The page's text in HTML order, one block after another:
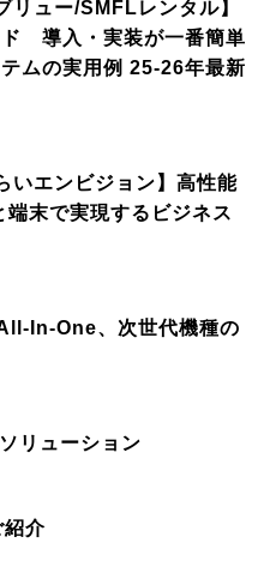
リュー/SMFLレンタル】
ド 導入・実装が一番簡単
ムの実用例 25-26年最新
いエンビジョン】高性能
端末で実現するビジネス
In-One、次世代機種の
リューション
紹介